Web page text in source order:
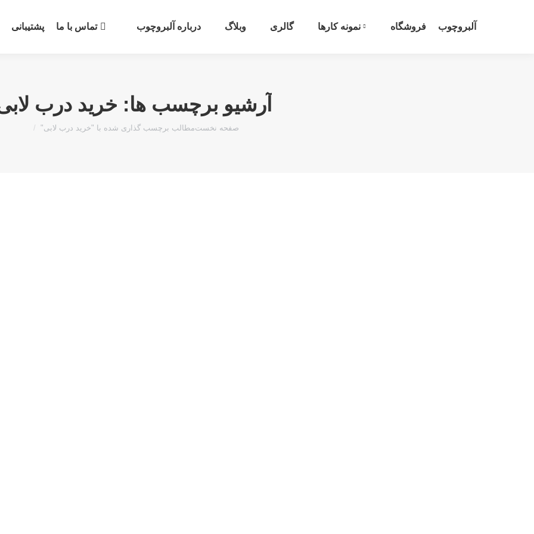
آلبروچوب فروشگاه نمونه کارها گالری وبلاگ درباره آلبروچوب تماس با ما پشتیبانی
آرشیو برچسب ها: خرید درب
صفحه نخستمطالب برچسب گذاری شده با "خرید درب لابی"